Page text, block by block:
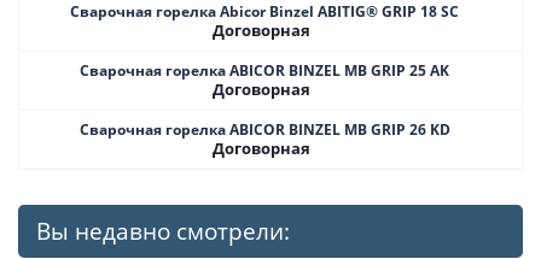
Сварочная горелка Abicor Binzel ABITIG® GRIP 18 SC
Договорная
Сварочная горелка ABICOR BINZEL MB GRIP 25 AK
Договорная
Сварочная горелка ABICOR BINZEL MB GRIP 26 KD
Договорная
Вы недавно смотрели: